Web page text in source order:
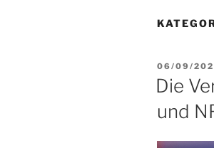
AM
06/09/
Die
und